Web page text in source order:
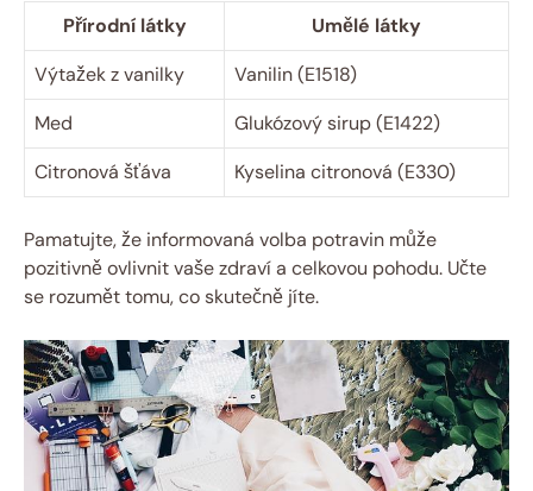
Přírodní látky
Umělé látky
Výtažek z vanilky
Vanilin (E1518)
Med
Glukózový sirup (E1422)
Citronová šťáva
Kyselina citronová (E330)
Pamatujte, že informovaná volba potravin může
pozitivně ovlivnit vaše zdraví a celkovou pohodu. Učte
se rozumět tomu, co skutečně jíte.